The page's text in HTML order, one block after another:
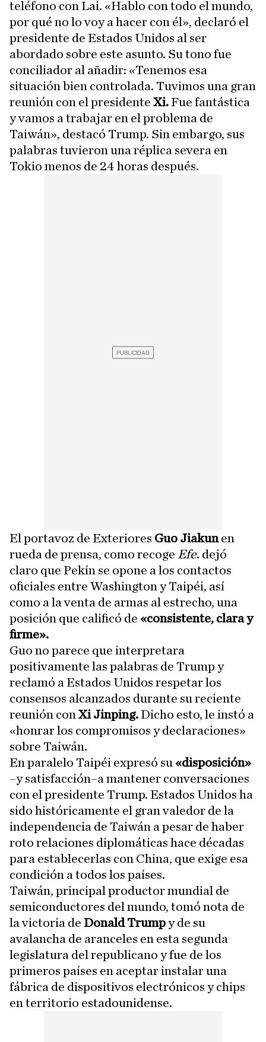
teléfono con Lai. «Hablo con todo el mundo,
por qué no lo voy a hacer con él», declaró el
presidente de Estados Unidos al ser
abordado sobre este asunto. Su tono fue
conciliador al añadir: «Tenemos esa
situación bien controlada. Tuvimos una gran
reunión con el presidente Xi.Fue fantástica
y vamos a trabajar en el problema de
Taiwán», destacó Trump. Sin embargo, sus
palabras tuvieron una réplica severa en
Tokio menos de 24 horas después.
El portavoz de Exteriores Guo Jiakunen
rueda de prensa, como recoge Efe. dejó
claro que Pekín se opone a los contactos
oficiales entre Washington y Taipéi, así
como a la venta de armas al estrecho, una
posición que calificó de «consistente, clara y
firme».
Guo no parece que interpretara
positivamente las palabras de Trump y
reclamó a Estados Unidos respetar los
consensos alcanzados durante su reciente
reunión con Xi Jinping.Dicho esto, le instó a
«honrar los compromisos y declaraciones»
sobre Taiwán.
En paralelo Taipéi expresó su «disposición»
–y satisfacción–a mantener conversaciones
con el presidente Trump. Estados Unidos ha
sido históricamente el gran valedor de la
independencia de Taiwán a pesar de haber
roto relaciones diplomáticas hace décadas
para establecerlas con China, que exige esa
condición a todos los países.
Taiwán, principal productor mundial de
semiconductores del mundo, tomó nota de
la victoria de Donald Trumpy de su
avalancha de aranceles en esta segunda
legislatura del republicano y fue de los
primeros países en aceptar instalar una
fábrica de dispositivos electrónicos y chips
en territorio estadounidense.